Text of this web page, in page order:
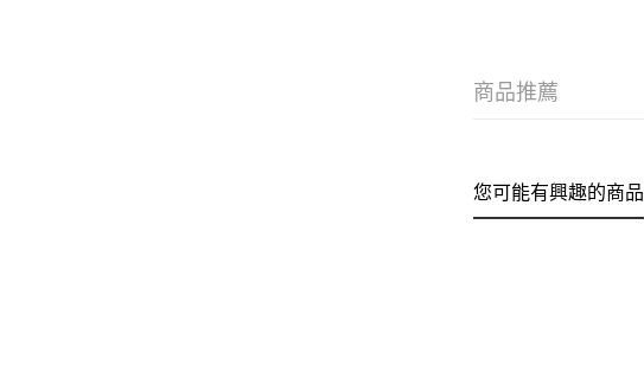
商品推薦
您可能有興趣的商品